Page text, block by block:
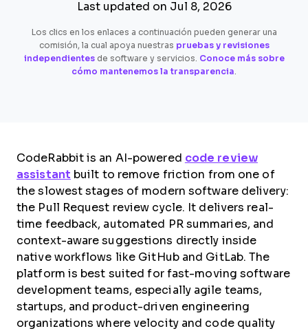
Last updated on Jul 8, 2026
Los clics en los enlaces a continuación pueden generar una
comisión, la cual apoya nuestras pruebas y revisiones
independientesde software y servicios. Conoce más sobre
cómo mantenemos la transparencia.
CodeRabbit is an AI-powered code review
assistant built to remove friction from one of
the slowest stages of modern software delivery:
the Pull Request review cycle. It delivers real-
time feedback, automated PR summaries, and
context-aware suggestions directly inside
native workflows like GitHub and GitLab. The
platform is best suited for fast-moving software
development teams, especially agile teams,
startups, and product-driven engineering
organizations where velocity and code quality